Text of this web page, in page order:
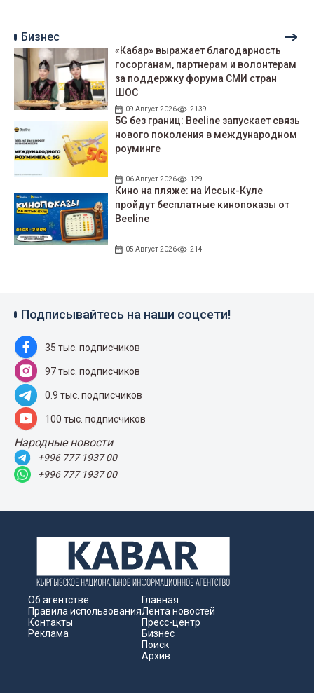
Бизнес
«Кабар» выражает благодарность
госорганам, партнерам и волонтерам
за поддержку форума СМИ стран
ШОС
09 Август 2026 2139
5G без границ: Beeline запускает связь
нового поколения в международном
роуминге
06 Август 2026 129
Кино на пляже: на Иссык-Куле
пройдут беcплатные кинопоказы от
Beeline
05 Август 2026 214
Подписывайтесь на наши соцсети!
35 тыс. подписчиков
97 тыс. подписчиков
0.9 тыс. подписчиков
100 тыс. подписчиков
Народные новости
+996 777 1937 00
+996 777 1937 00
Об агентстве
Правила использования
Контакты
Реклама
Главная
Лента новостей
Пресс-центр
Бизнес
Поиск
Архив